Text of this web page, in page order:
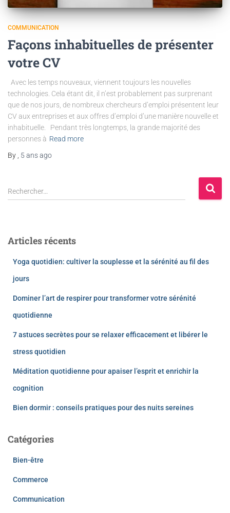
COMMUNICATION
Façons inhabituelles de présenter
votre CV
Avec les temps nouveaux, viennent toujours les nouvelles
technologies. Cela étant dit, il n’est probablement pas surprenant
que de nos jours, de nombreux chercheurs d’emploi présentent leur
CV aux entreprises et aux offres d’emploi d’une manière nouvelle et
inhabituelle. Pendant très longtemps, la grande majorité des
personnes à Read more
By , 5 ansago
Rechercher…
Articles récents
Yoga quotidien: cultiver la souplesse et la sérénité au fil des
jours
Dominer l’art de respirer pour transformer votre sérénité
quotidienne
7 astuces secrètes pour se relaxer efficacement et libérer le
stress quotidien
Méditation quotidienne pour apaiser l’esprit et enrichir la
cognition
Bien dormir : conseils pratiques pour des nuits sereines
Catégories
Bien-être
Commerce
Communication